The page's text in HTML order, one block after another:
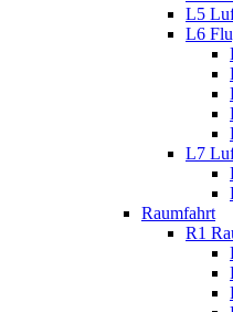
L5
L6
L7
Raumfahrt
R1